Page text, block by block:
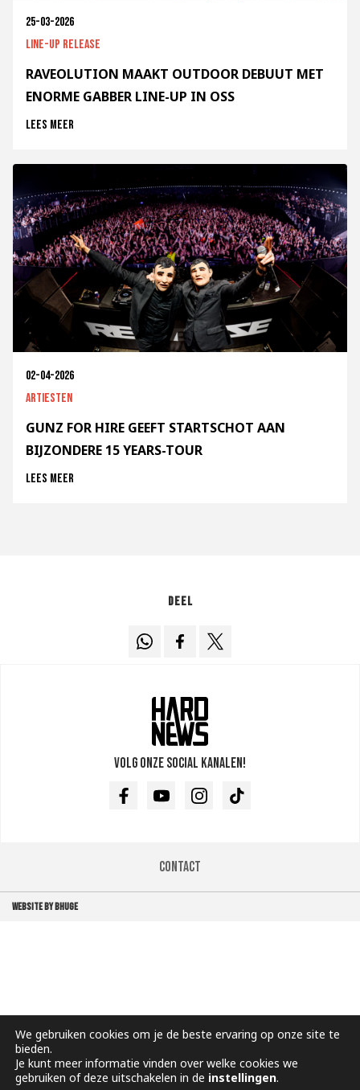
25-03-2026
Line-up release
RAVEOLUTION MAAKT OUTDOOR DEBUUT MET
ENORME GABBER LINE-UP IN OSS
Lees meer
02-04-2026
Artiesten
GUNZ FOR HIRE GEEFT STARTSCHOT AAN
BIJZONDERE 15 YEARS-TOUR
Lees meer
Deel
Volg onze social kanalen!
FacebookYoutubeInstagramTikTok
Contact
WEBSITE BY BHUGE
We gebruiken cookies om je de beste ervaring op onze site te
bieden.
Je kunt meer informatie vinden over welke cookies we
gebruiken of deze uitschakelen in de instellingen.